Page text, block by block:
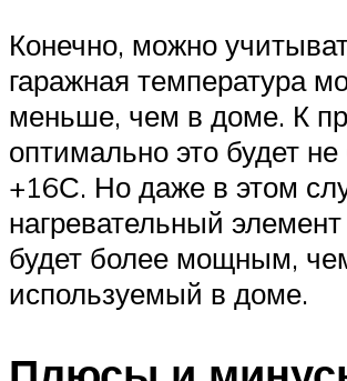
Конечно, можно
гаражная температура
меньше, чем в доме. К
оптимально это будет
+16С. Но даже в этом
нагревательный
будет более мощным,
используемый в доме.